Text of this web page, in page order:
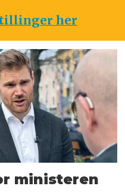
her
ministeren